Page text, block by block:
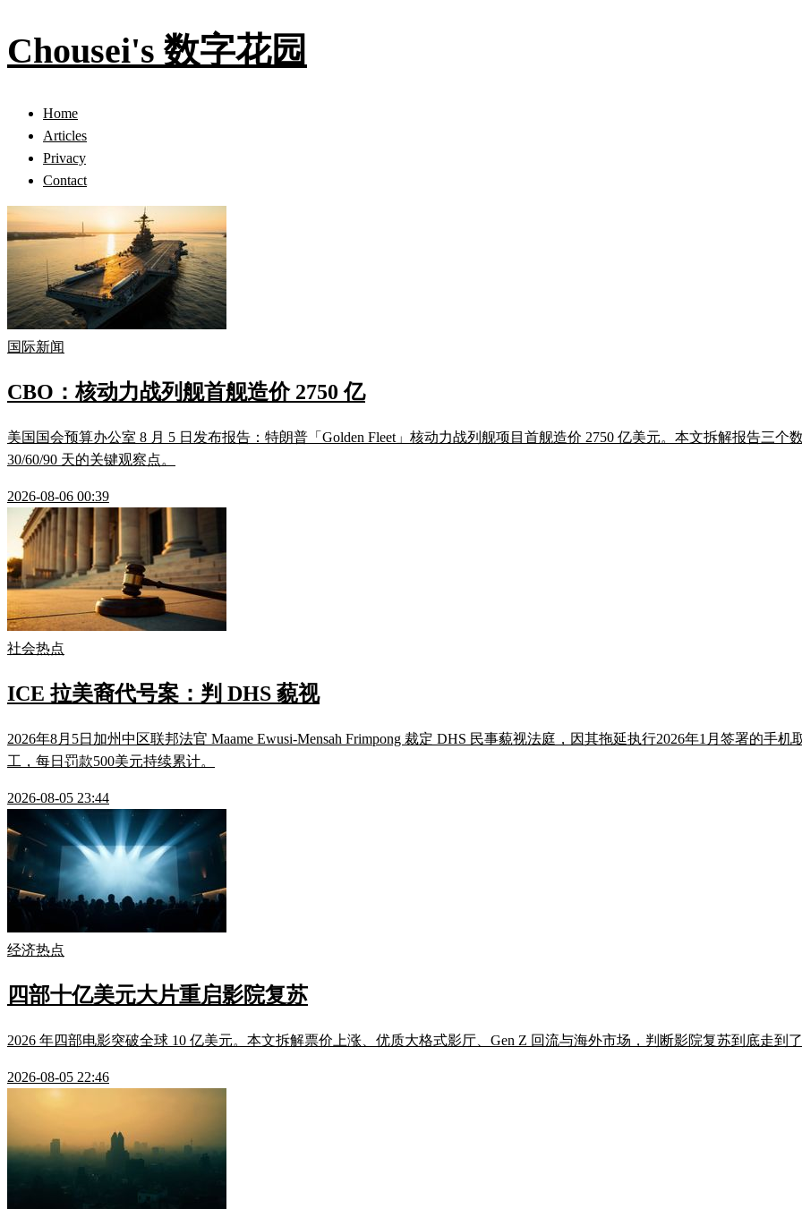
Chousei's 数字花园
Home
Articles
Privacy
Contact
国际新闻
CBO：核动力战列舰首舰造价 2750 亿
美国国会预算办公室 8 月 5 日发布报告：特朗普「Golden Fleet」核动力战列舰项目首舰造价 2750 亿美元。本文拆解报告三
30/60/90 天的关键观察点。
2026-08-06 00:39
社会热点
ICE 拉美裔代号案：判 DHS 藐视
2026年8月5日加州中区联邦法官 Maame Ewusi-Mensah Frimpong 裁定 DHS 民事藐视法庭，因其拖延执行2026年1月签署的手
工，每日罚款500美元持续累计。
2026-08-05 23:44
经济热点
四部十亿美元大片重启影院复苏
2026 年四部电影突破全球 10 亿美元。本文拆解票价上涨、优质大格式影厅、Gen Z 回流与海外市场，判断影院复苏到底走到了
2026-08-05 22:46